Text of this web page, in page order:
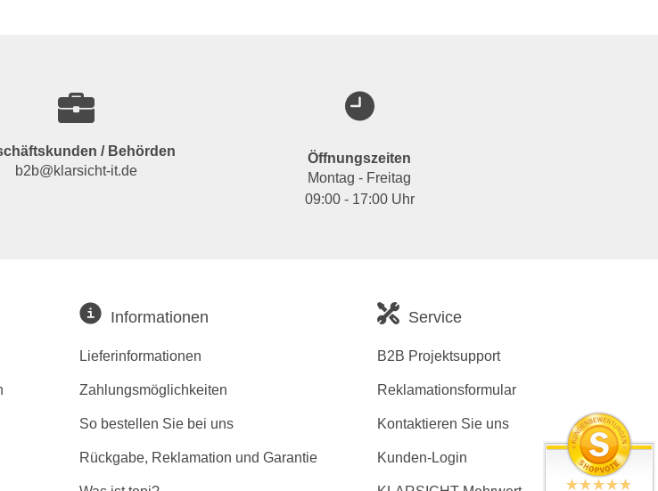
/ Behörden
b2b@klarsicht-it.de
Öffnungszeiten
Montag - Freitag
09:00 - 17:00 Uhr
Informationen
Lieferinformationen
Zahlungsmöglichkeiten
So bestellen Sie bei uns
Rückgabe, Reklamation und Garantie
Service
B2B Projektsupport
Reklamationsformular
Kontaktieren Sie uns
Kunden-Login